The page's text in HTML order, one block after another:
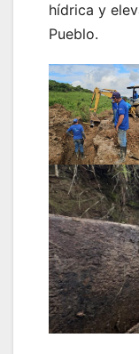
hídrica y
Pueblo.